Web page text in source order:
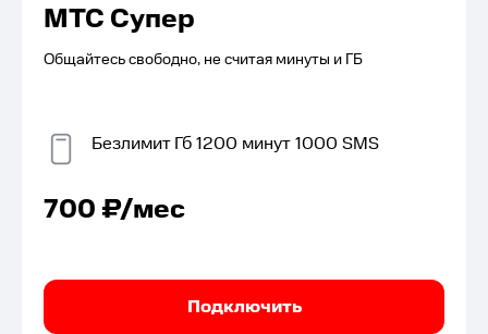
МТС Супер
Общайтесь свободно, не считая минуты и ГБ
БезлимитГб1200 минут1000 SMS
700₽/мес
Подключить